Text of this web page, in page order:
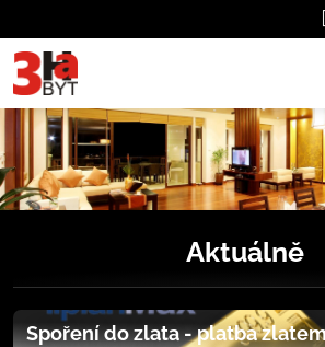
Aktuálně
Spoření do zlata - platba